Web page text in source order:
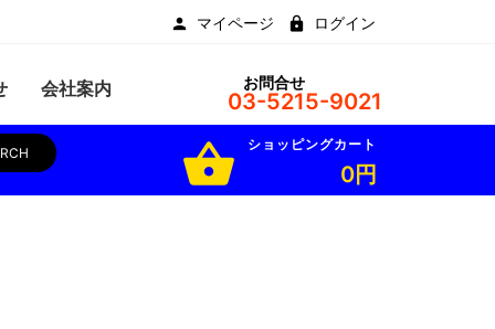
マイページ ログイン
会社案内 お問合せ
03-5215-9021
shopping_basket ショッピングカート
0円